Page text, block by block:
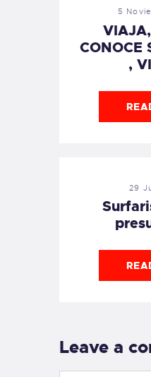
5
CONOCE
,
29
Leave a